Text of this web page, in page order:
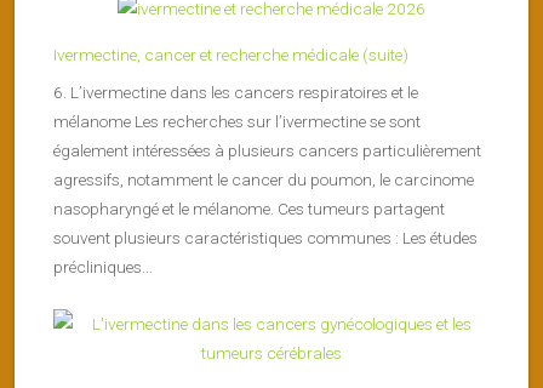
Ivermectine, cancer et recherche médicale (suite)
6. L’ivermectine dans les cancers respiratoires et le
mélanome Les recherches sur l’ivermectine se sont
également intéressées à plusieurs cancers particulièrement
agressifs, notamment le cancer du poumon, le carcinome
nasopharyngé et le mélanome. Ces tumeurs partagent
souvent plusieurs caractéristiques communes : Les études
précliniques...